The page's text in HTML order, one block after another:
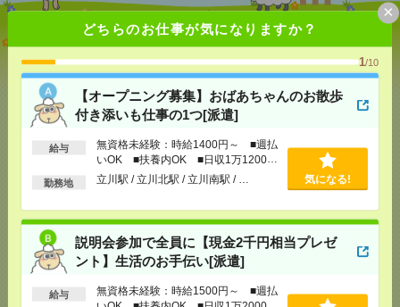
どちらのお仕事が気になりますか？
1/10
【オープニング募集】おばあちゃんのお散歩
付き添いも仕事の1つ[派遣]
給与
無資格未経験：時給1400円～ ■週払
いOK ■扶養内OK ■日収1万1200円
以上
勤務地 立川駅 / 立川北駅 / 立川南駅 / … 気になる!
説明会参加で全員に【現金2千円相当プレゼ
ント】生活のお手伝い[派遣]
給与
無資格未経験：時給1500円～ ■週払
×
【オープニング募集】おばあちゃんのお散歩付き添
いも仕事の1つ[派遣]
[給 与]
無資格未経験：時給1400円～ ■週払い
OK ■扶養内OK ■日収1万1200円以上
[交通費]交通費全額支給
[勤務地]立川駅/立川北駅/立川南駅/…
説明会参加で全員に【現金2千円相当プレゼント】生
[給 与]
無資格未経験：時給1500円～ ■週払い
OK ■扶養内OK ■日収1万2000円以上
[交通費]交通費全額支給
[勤務地]八王子駅/八王子みなみ野駅/中央大学・
…